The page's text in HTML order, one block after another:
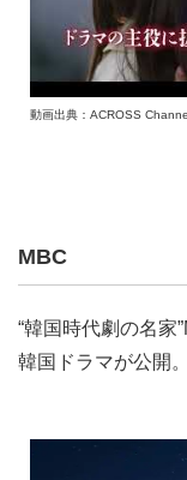
動画出典：ACROSS
MBC
“韓国時代劇の名家
韓国ドラマが公開。